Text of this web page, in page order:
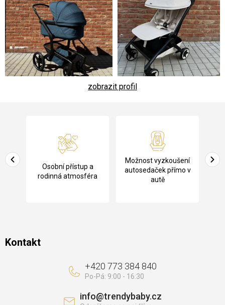
zobrazit profil
a
Osobní přístup a
rodinná atmosféra
Možnost vyzkoušení
autosedaček přímo v
autě
Kontakt
info@trendybaby.cz
+420 773 384 840